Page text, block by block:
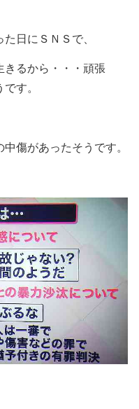
日にＳＮＳで、
きるから・・・頑張
す。
傷があったそうです。